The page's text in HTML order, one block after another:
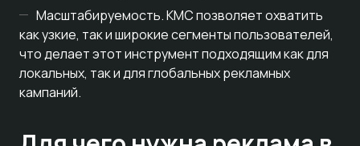
Масштабируемость. КМС позволяет охватить
как узкие, так и широкие сегменты пользователей,
что делает этот инструмент подходящим как для
локальных, так и для глобальных рекламных
кампаний.